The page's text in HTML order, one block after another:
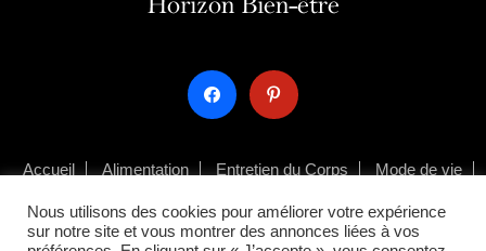
facebook pinterest
Accueil Alimentation Entretien du Corps
Mode de vie
Nous utilisons des cookies pour améliorer votre expérience
sur notre site et vous montrer des annonces liées à vos